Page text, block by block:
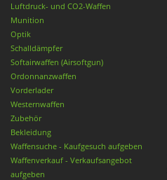
Luftdruck- und CO2-Waffen
Munition
Optik
Schalldämpfer
Softairwaffen (Airsoftgun)
Ordonnanzwaffen
Vorderlader
Westernwaffen
Zubehör
Bekleidung
Waffensuche - Kaufgesuch aufgeben
Waffenverkauf - Verkaufsangebot
aufgeben